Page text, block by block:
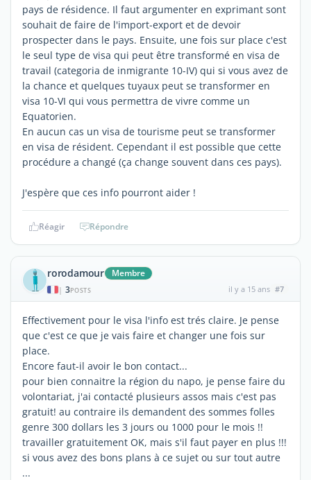
pays de résidence. Il faut argumenter en exprimant sont
souhait de faire de l'import-export et de devoir
prospecter dans le pays. Ensuite, une fois sur place c'est
le seul type de visa qui peut être transformé en visa de
travail (categoria de inmigrante 10-IV) qui si vous avez de
la chance et quelques tuyaux peut se transformer en
visa 10-VI qui vous permettra de vivre comme un
Equatorien.
En aucun cas un visa de tourisme peut se transformer
en visa de résident. Cependant il est possible que cette
procédure a changé (ça change souvent dans ces pays).
J'espère que ces info pourront aider !
Réagir Répondre
rorodamour Membre
| 3POSTS il y a 15 ans #7
Effectivement pour le visa l'info est trés claire. Je pense
que c'est ce que je vais faire et changer une fois sur
place.
Encore faut-il avoir le bon contact...
pour bien connaitre la région du napo, je pense faire du
volontariat, j'ai contacté plusieurs assos mais c'est pas
gratuit! au contraire ils demandent des sommes folles
genre 300 dollars les 3 jours ou 1000 pour le mois !!
travailler gratuitement OK, mais s'il faut payer en plus !!!
si vous avez des bons plans à ce sujet ou sur tout autre
...